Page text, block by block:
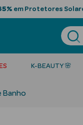
em Protetores
K-BEAUTY 🌸
Banho